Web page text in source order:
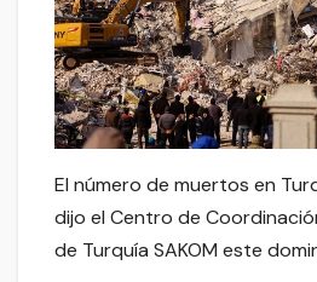
El número de muertos en
dijo el Centro de
de Turquía SAKOM este